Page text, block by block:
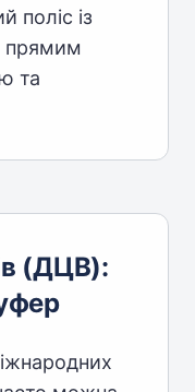
поліс із
прямим
та
(ДЦВ):